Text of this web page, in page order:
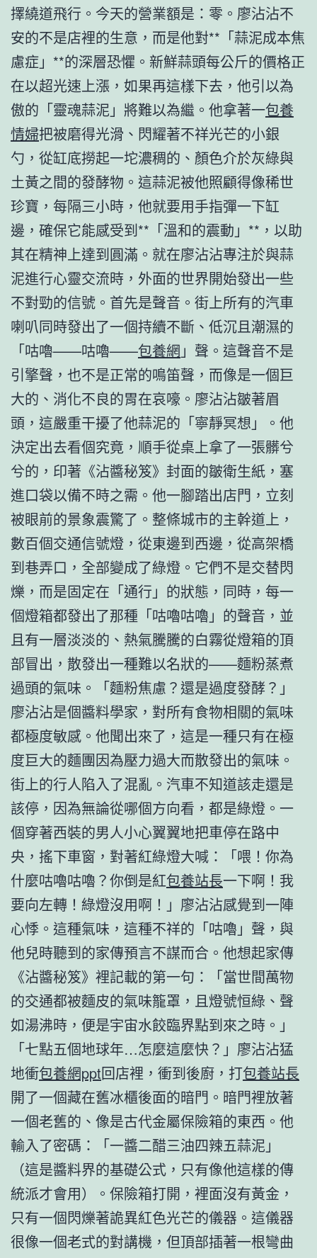
擇繞道飛行。今天的營業額是：零。廖沾沾不
安的不是店裡的生意，而是他對**「蒜泥成本焦
慮症」**的深層恐懼。新鮮蒜頭每公斤的價格正
在以超光速上漲，如果再這樣下去，他引以為
傲的「靈魂蒜泥」將難以為繼。他拿著一包養
情婦把被磨得光滑、閃耀著不祥光芒的小銀
勺，從缸底撈起一坨濃稠的、顏色介於灰綠與
土黃之間的發酵物。這蒜泥被他照顧得像稀世
珍寶，每隔三小時，他就要用手指彈一下缸
邊，確保它能感受到**「溫和的震動」**，以助
其在精神上達到圓滿。就在廖沾沾專注於與蒜
泥進行心靈交流時，外面的世界開始發出一些
不對勁的信號。首先是聲音。街上所有的汽車
喇叭同時發出了一個持續不斷、低沉且潮濕的
「咕嚕——咕嚕——包養網 」聲。這聲音不是
引擎聲，也不是正常的鳴笛聲，而像是一個巨
大的、消化不良的胃在哀嚎。廖沾沾皺著眉
頭，這嚴重干擾了他蒜泥的「寧靜冥想」。他
決定出去看個究竟，順手從桌上拿了一張髒兮
兮的，印著《沾醬秘笈》封面的皺衛生紙，塞
進口袋以備不時之需。他一腳踏出店門，立刻
被眼前的景象震驚了。整條城市的主幹道上，
數百個交通信號燈，從東邊到西邊，從高架橋
到巷弄口，全部變成了綠燈。它們不是交替閃
爍，而是固定在「通行」的狀態，同時，每一
個燈箱都發出了那種「咕嚕咕嚕」的聲音，並
且有一層淡淡的、熱氣騰騰的白霧從燈箱的頂
部冒出，散發出一種難以名狀的——麵粉蒸煮
過頭的氣味。「麵粉焦慮？還是過度發酵？」
廖沾沾是個醬料學家，對所有食物相關的氣味
都極度敏感。他聞出來了，這是一種只有在極
度巨大的麵團因為壓力過大而散發出的氣味。
街上的行人陷入了混亂。汽車不知道該走還是
該停，因為無論從哪個方向看，都是綠燈。一
個穿著西裝的男人小心翼翼地把車停在路中
央，搖下車窗，對著紅綠燈大喊：「喂！你為
什麼咕嚕咕嚕？你倒是紅包養站長一下啊！我
要向左轉！綠燈沒用啊！」廖沾沾感覺到一陣
心悸。這種氣味，這種不祥的「咕嚕」聲，與
他兒時聽到的家傳預言不謀而合。他想起家傳
《沾醬秘笈》裡記載的第一句：「當世間萬物
的交通都被麵皮的氣味籠罩，且燈號恒綠、聲
如湯沸時，便是宇宙水餃臨界點到來之時。」
「七點五個地球年…怎麼這麼快？」廖沾沾猛
地衝包養網ppt回店裡，衝到後廚，打包養站長
開了一個藏在舊冰櫃後面的暗門。暗門裡放著
一個老舊的、像是古代金屬保險箱的東西。他
輸入了密碼：「一醬二醋三油四辣五蒜泥」
（這是醬料界的基礎公式，只有像他這樣的傳
統派才會用）。保險箱打開，裡面沒有黃金，
只有一個閃爍著詭異紅色光芒的儀器。這儀器
很像一個老式的對講機，但頂部插著一根彎曲